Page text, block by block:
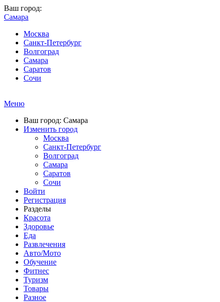
Ваш город:
Самара
Москва
Санкт-Петербург
Волгоград
Самара
Саратов
Сочи
Меню
Ваш город: Самара
Изменить город
Москва
Санкт-Петербург
Волгоград
Самара
Саратов
Сочи
Войти
Регистрация
Разделы
Красота
Здоровье
Еда
Развлечения
Авто/Мото
Обучение
Фитнес
Туризм
Товары
Разное